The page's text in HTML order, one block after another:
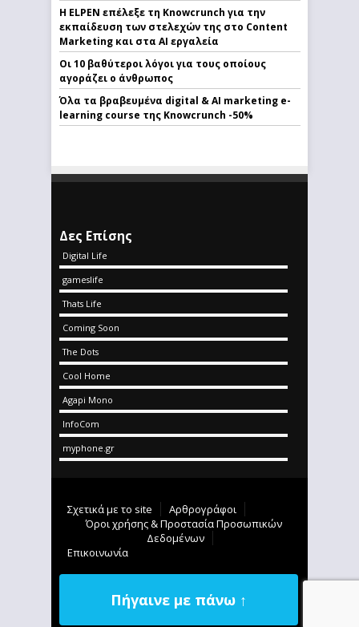
Η ELPEN επέλεξε τη Knowcrunch για την
εκπαίδευση των στελεχών της στο Content
Marketing και στα AI εργαλεία
Οι 10 βαθύτεροι λόγοι για τους οποίους
αγοράζει ο άνθρωπος
Όλα τα βραβευμένα digital & AI marketing e-
learning course της Knowcrunch -50%
Δες Επίσης
Digital Life
gameslife
Thats Life
Coming Soon
The Dots
Cool Home
Agapi Mono
InfoCom
myphone.gr
Σχετικά με το site
Αρθρογράφοι
Όροι χρήσης & Προστασία Προσωπικών
Δεδομένων
Επικοινωνία
Πήγαινε με πάνω ↑